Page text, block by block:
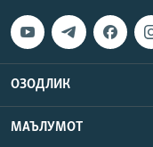
ОЗОДЛИК
МАЪЛУМОТ